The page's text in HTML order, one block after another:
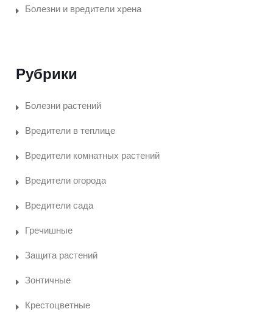
Болезни и вредители хрена
Рубрики
Болезни растений
Вредители в теплице
Вредители комнатных растений
Вредители огорода
Вредители сада
Гречишные
Защита растений
Зонтичные
Крестоцветные